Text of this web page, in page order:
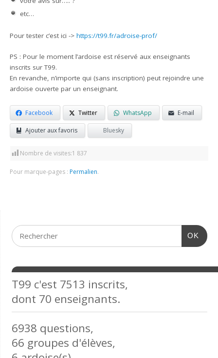
etc…
Pour tester c’est ici ->https://t99.fr/adroise-prof/
PS : Pour le moment l’ardoise est réservé aux enseignants
inscrits sur T99.
En revanche, n’importe qui (sans inscription) peut rejoindre une
ardoise ouverte par un enseignant.
Facebook Twitter WhatsApp E-mail
Ajouter aux favoris Bluesky
Nombre de visites:1 837
Pour marque-pages : Permalien.
OK
T99 c'est 7513 inscrits,
dont 70 enseignants.
6938 questions,
66 groupes d'élèves,